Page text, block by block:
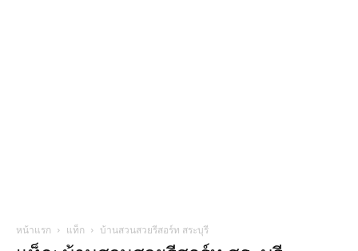
หน้าแรก แท็ก บ้านสวนสวยรีสอร์ท สระบุรี